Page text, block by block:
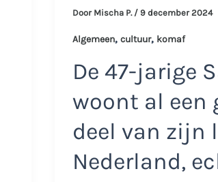
Door Mischa P. / 9 december 2024
Algemeen, cultuur, komaf
De 47-jarige
woont al een
deel van zijn
Nederland,